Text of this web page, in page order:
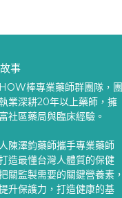
事
棒專業藥師群團隊，團
業深耕20年以上藥師，擁
社區藥局與臨床經驗。
陳澤鈞藥師攜手專業藥師
造最懂台灣人體質的保健
關監製需要的關鍵營養素，
升保護力，打造健康的基